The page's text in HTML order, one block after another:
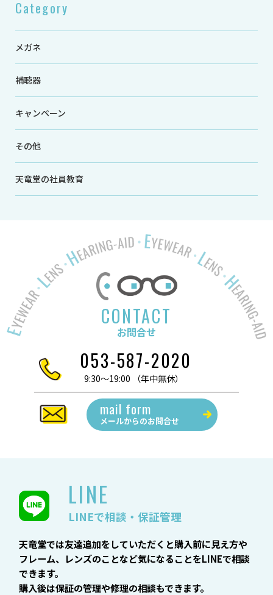
Category
メガネ
補聴器
キャンペーン
その他
天竜堂の社員教育
CONTACT
お問合せ
053-587-2020
9:30～19:00 （年中無休）
mail form
メールからのお問合せ
LINE
LINEで相談・保証管理
天竜堂では友達追加をしていただくと購入前に見え方や
フレーム、レンズのことなど気になることをLINEで相談
できます。
購入後は保証の管理や修理の相談もできます。